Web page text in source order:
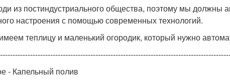
из постиндустриального общества, поэтому мы должны
настроения с помощью современных технологий.
теплицу и маленький огородик, который нужно
- Капельный полив